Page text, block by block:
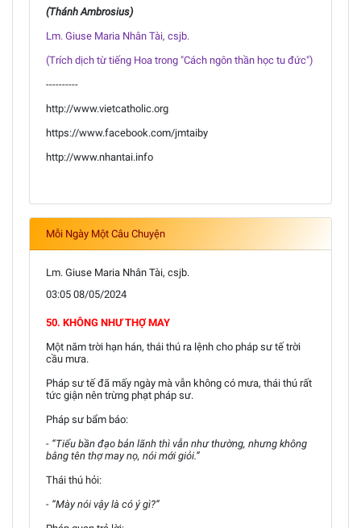
(Thánh Ambrosius)
Lm. Giuse Maria Nhân Tài, csjb.
(Trích dịch từ tiếng Hoa trong "Cách ngôn thần học tu đức")
----------
http://www.vietcatholic.org
https://www.facebook.com/jmtaiby
http://www.nhantai.info
Mỗi Ngày Một Câu Chuyện
Lm. Giuse Maria Nhân Tài, csjb.
03:05 08/05/2024
50. KHÔNG NHƯ THỢ MAY
Một năm trời hạn hán, thái thú ra lệnh cho pháp sư tế trời
cầu mưa.
Pháp sư tế đã mấy ngày mà vẫn không có mưa, thái thú rất
tức giận nên trừng phạt pháp sư.
Pháp sư bẩm báo:
- “Tiểu bần đạo bản lãnh thì vẫn như thường, nhưng không
bằng tên thợ may nọ, nói mới giỏi.”
Thái thú hỏi:
- “Mày nói vậy là có ý gì?”